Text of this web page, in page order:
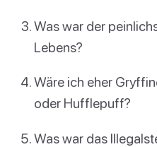
Was war der
Lebens?
Wäre ich eher
oder Hufflepuff?
Was war das